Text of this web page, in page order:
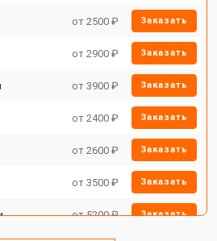
от 2500 ₽ Заказать
от 2900 ₽ Заказать
от 3900 ₽ Заказать
от 2400 ₽ Заказать
от 2600 ₽ Заказать
от 3500 ₽ Заказать
от 5200 ₽ Заказать